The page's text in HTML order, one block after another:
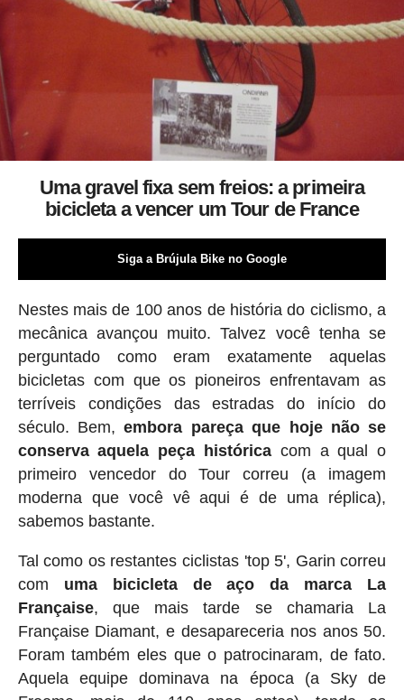
Uma gravel fixa sem freios: a primeira
bicicleta a vencer um Tour de France
Siga a Brújula Bike no Google
Nestes mais de 100 anos de história do ciclismo, a
mecânica avançou muito. Talvez você tenha se
perguntado como eram exatamente aquelas
bicicletas com que os pioneiros enfrentavam as
terríveis condições das estradas do início do
século. Bem,embora pareça que hoje não se
conserva aquela peça histórica com a qual o
primeiro vencedor do Tour correu (a imagem
moderna que você vê aqui é de uma réplica),
sabemos bastante.
Tal como os restantes ciclistas 'top 5', Garin correu
com uma bicicleta de aço da marca La
Française, que mais tarde se chamaria La
Française Diamant, e desapareceria nos anos 50.
Foram também eles que o patrocinaram, de fato.
Aquela equipe dominava na época (a Sky de